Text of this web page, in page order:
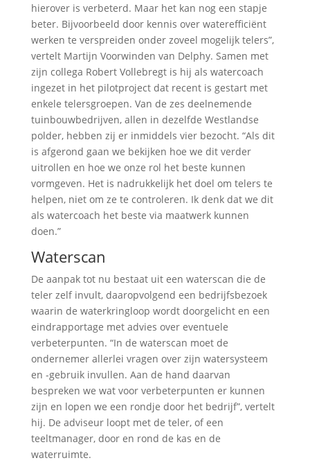
hierover is verbeterd. Maar het kan nog een stapje
beter. Bijvoorbeeld door kennis over waterefficiënt
werken te verspreiden onder zoveel mogelijk telers”,
vertelt Martijn Voorwinden van Delphy. Samen met
zijn collega Robert Vollebregt is hij als watercoach
ingezet in het pilotproject dat recent is gestart met
enkele telersgroepen. Van de zes deelnemende
tuinbouwbedrijven, allen in dezelfde Westlandse
polder, hebben zij er inmiddels vier bezocht. “Als dit
is afgerond gaan we bekijken hoe we dit verder
uitrollen en hoe we onze rol het beste kunnen
vormgeven. Het is nadrukkelijk het doel om telers te
helpen, niet om ze te controleren. Ik denk dat we dit
als watercoach het beste via maatwerk kunnen
doen.”
Waterscan
De aanpak tot nu bestaat uit een waterscan die de
teler zelf invult, daaropvolgend een bedrijfsbezoek
waarin de waterkringloop wordt doorgelicht en een
eindrapportage met advies over eventuele
verbeterpunten. “In de waterscan moet de
ondernemer allerlei vragen over zijn watersysteem
en -gebruik invullen. Aan de hand daarvan
bespreken we wat voor verbeterpunten er kunnen
zijn en lopen we een rondje door het bedrijf”, vertelt
hij. De adviseur loopt met de teler, of een
teeltmanager, door en rond de kas en de
waterruimte.